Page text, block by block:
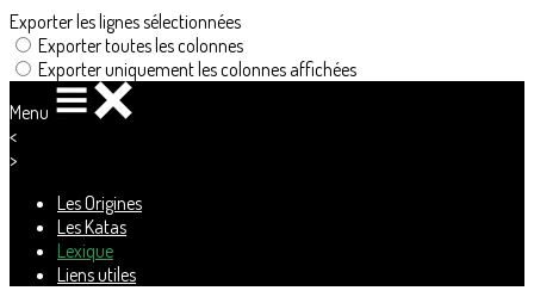
Exporter les lignes sélectionnées
Exporter toutes les colonnes
Exporter uniquement les colonnes affichées
Menu
<
>
Les Origines
Les Katas
Lexique
Liens utiles